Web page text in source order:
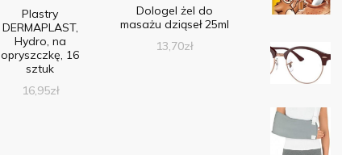
Plastry
DERMAPLAST,
Hydro, na
opryszczkę, 16
sztuk
16,95zł
Dologel żel do
masażu dziąseł 25ml
13,70zł